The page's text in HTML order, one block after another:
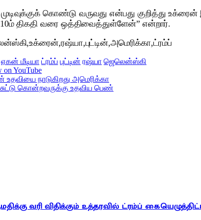
கொண்டு வருவது என்பது குறித்து உக்ரைன்
திகதி வரை ஒத்திவைத்துள்ளேன்” என்றார்.
ஏகன் மீடியா ட்ரம்ப் புட்டின் ரஷ்யா ஜெலென்ஸ்கி
on YouTube
உதவியை நாடுகிறது அமெரிக்கா
சுட்டு கொன்றவருக்கு உதவிய பெண்
வரி விதிக்கும் உத்தரவில் ட்ரம்ப்